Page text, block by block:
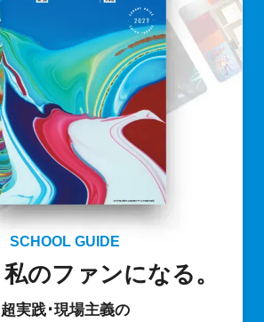
めなおし、検討することが必
ピーク時前に、ノウハウがわ
別面談では特にその部分のナ
視しています。
SCHOOL GUIDE
のファンになる。
超実践･現場主義の